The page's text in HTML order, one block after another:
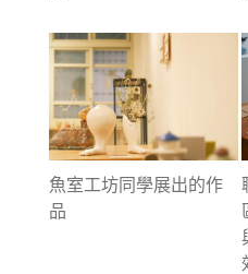
魚室工坊同學展出的作
品